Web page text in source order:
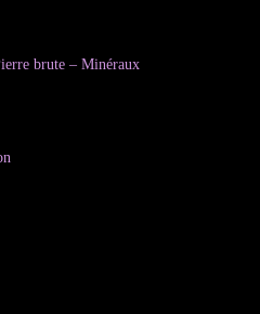
brute – Minéraux